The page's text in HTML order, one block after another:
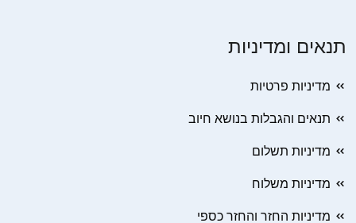
תנאים ומדיניות
מדיניות פרטיות
תנאים והגבלות בנושא חיוב
מדיניות תשלום
מדיניות משלוח
מדיניות החזר והחזר כספי